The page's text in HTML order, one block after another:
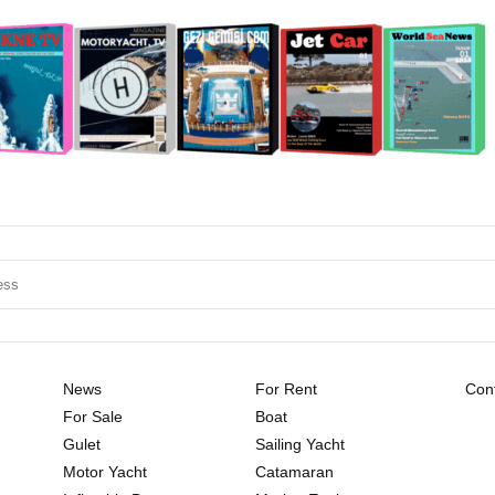
News
For Rent
For Sale
Boat
Gulet
Sailing Yacht
Motor Yacht
Catamaran